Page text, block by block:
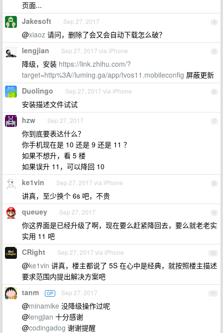
页面...
4
Jakesoft Sep 27, 2017
@xiaoz 请问，删除了会又会自动下载怎么破？
5
lengjian Sep 27, 2017 via iPhone
降级，安装 https://link.zhihu.com/?
target=http%3A//luming.ga/app/tvos11.mobileconfig 屏蔽更新
6
Duolingo Sep 27, 2017 via iPhone
安装描述文件试试
7
hzw Sep 27, 2017
你到底要表达什么？
你手机现在是 10 还是 9 还是 11 ？
如果不想升，看 5 楼
如果误升 11，可以降回 10
8
ke1vin Sep 27, 2017 via iPhone
讲真，至少换个 6s 吧，不贵
9
queuey Sep 27, 2017
你这界面是已经升级了啊，现在要么赶紧降回去，要么就老老实
实用 11 吧
10
CRight Sep 27, 2017 via iPhone
@ke1vin 讲真，楼主都说了 5S 在心中是经典，就按照楼主描述
要求范围内提出解决方案吧
11
tanm OP Sep 27, 2017
@minamike 没降级操作过呢
@lengjian 十分感谢
@codingadog 谢谢提醒